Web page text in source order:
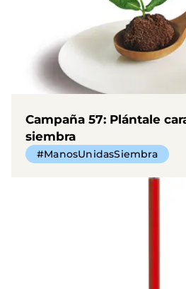
Campaña 57: Plántale
siembra
#ManosUnidasSiembra